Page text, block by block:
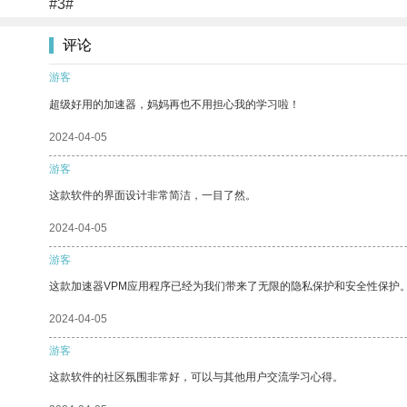
#3#
评论
游客
超级好用的加速器，妈妈再也不用担心我的学习啦！
2024-04-05
游客
这款软件的界面设计非常简洁，一目了然。
2024-04-05
游客
这款加速器VPM应用程序已经为我们带来了无限的隐私保护和安全性保护
2024-04-05
游客
这款软件的社区氛围非常好，可以与其他用户交流学习心得。